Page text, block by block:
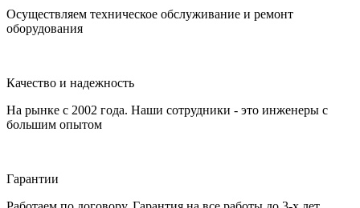
Осуществляем техническое обслуживание и ремонт
оборудования
Качество и надежность
На рынке с 2002 года. Наши сотрудники - это инженеры с
большим опытом
Гарантии